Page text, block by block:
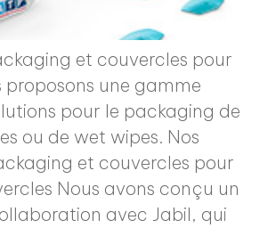
et couvercles pour
proposons une gamme
pour le packaging de
ou de wet wipes. Nos
et couvercles pour
Nous avons conçu un
avec Jabil, qui